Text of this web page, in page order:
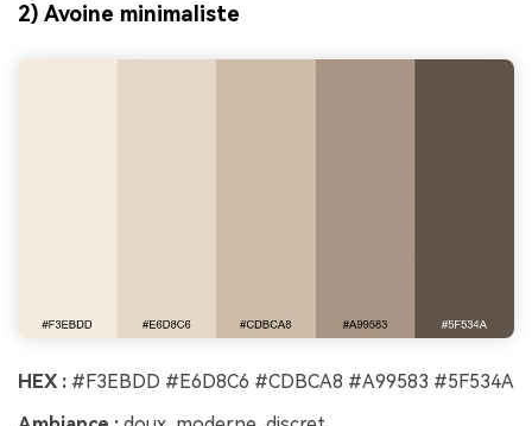
2) Avoine minimaliste
HEX : #F3EBDD #E6D8C6 #CDBCA8 #A99583 #5F534A